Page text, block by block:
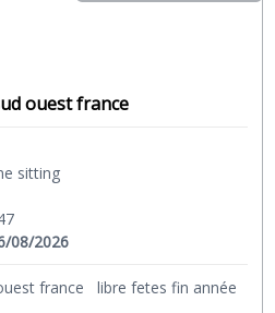
ouest france
sitting
08/2026
france libre fetes fin année